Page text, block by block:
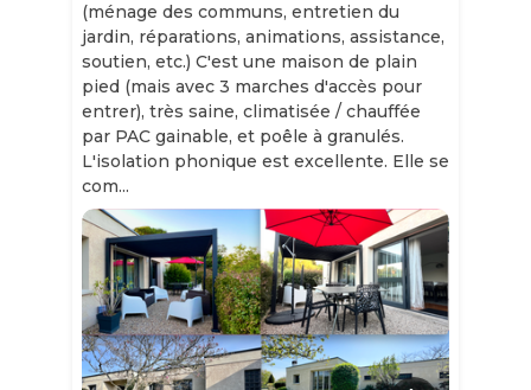
(ménage des communs, entretien du
jardin, réparations, animations, assistance,
soutien, etc.) C'est une maison de plain
pied (mais avec 3 marches d'accès pour
entrer), très saine, climatisée / chauffée
par PAC gainable, et poêle à granulés.
L'isolation phonique est excellente. Elle se
com...
Slide 1 of 12